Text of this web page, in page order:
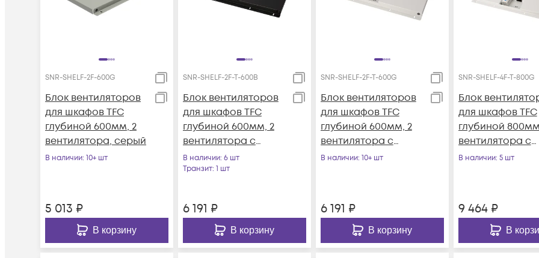
SNR-SHELF-2F-600G
Блок вентиляторов
для шкафов TFC
глубиной 600мм, 2
вентилятора, серый
В наличии: 10+ шт
5 013 ₽
В корзину
SNR-SHELF-2F-T-600B
Блок вентиляторов
для шкафов TFC
глубиной 600мм, 2
вентилятора с
терморегулятором,
черный
В наличии: 6 шт
Транзит: 1 шт
6 191 ₽
В корзину
SNR-SHELF-2F-T-600G
Блок вентиляторов
для шкафов TFC
глубиной 600мм, 2
вентилятора с
терморегулятором,
В наличии: 10+ шт
6 191 ₽
В корзину
SNR-SHELF-4F-T-800G
Блок
для шкафов TFC
глубиной
вентилятора с
В наличии: 5 шт
9 464₽
В